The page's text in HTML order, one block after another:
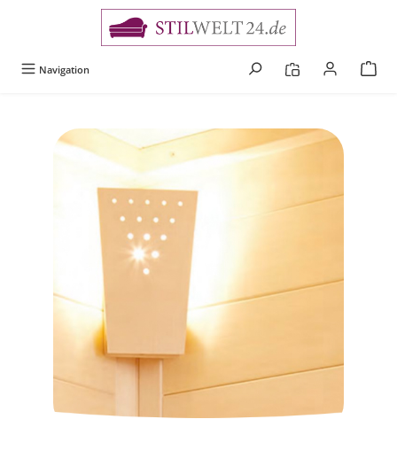
Navigation